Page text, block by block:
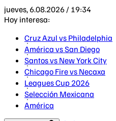
jueves, 6.08.2026 / 19:34
Hoy interesa:
Cruz Azul vs Philadelphia
América vs San Diego
Santos vs New York City
Chicago Fire vs Necaxa
Leagues Cup 2026
Selección Mexicana
América